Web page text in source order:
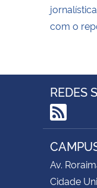
com o
REDES
RSS
Av.
Cidade